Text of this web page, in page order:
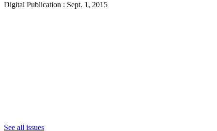
Digital Publication : Sept. 1, 2015
See all issues